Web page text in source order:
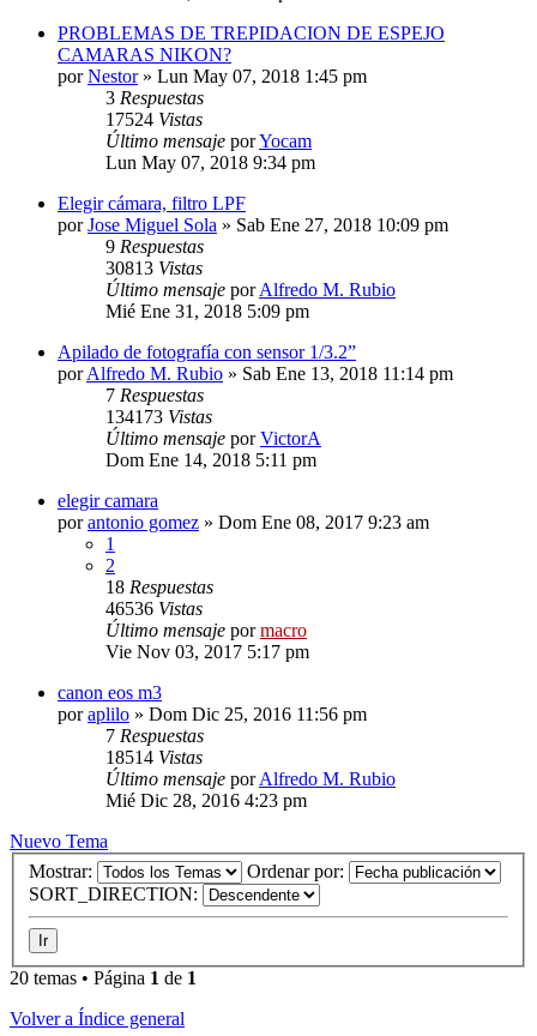
PROBLEMAS DE TREPIDACION DE ESPEJO
CAMARAS NIKON?
porNestor» Lun May 07, 2018 1:45 pm
3 Respuestas
17524 Vistas
Último mensaje porYocam
Lun May 07, 2018 9:34 pm
Elegir cámara, filtro LPF
porJose Miguel Sola » Sab Ene 27, 2018 10:09 pm
9 Respuestas
30813 Vistas
Último mensaje porAlfredo M. Rubio
Mié Ene 31, 2018 5:09 pm
Apilado de fotografía con sensor 1/3.2”
porAlfredo M. Rubio » Sab Ene 13, 2018 11:14 pm
7 Respuestas
134173 Vistas
Último mensaje porVictorA
Dom Ene 14, 2018 5:11 pm
elegir camara
porantonio gomez » Dom Ene 08, 2017 9:23 am
1
2
18 Respuestas
46536 Vistas
Último mensaje pormacro
Vie Nov 03, 2017 5:17 pm
canon eos m3
poraplilo » Dom Dic 25, 2016 11:56 pm
7 Respuestas
18514 Vistas
Último mensaje porAlfredo M. Rubio
Mié Dic 28, 2016 4:23 pm
Nuevo Tema
Mostrar:
Ordenar por:
SORT_DIRECTION:
20 temas • Página 1 de 1
Volver a Índice general